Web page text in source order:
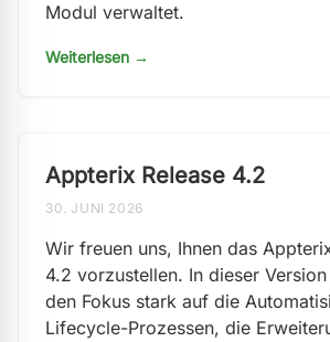
Modul verwaltet.
Weiterlesen →
Appterix Release 4.2
30. JUNI 2026
Wir freuen uns, Ihnen das
4.2 vorzustellen. In dieser
den Fokus stark auf die
Lifecycle-Prozessen, die